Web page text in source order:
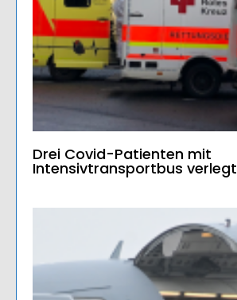
Drei Covid-Patienten mit
Intensivtransportbus verlegt